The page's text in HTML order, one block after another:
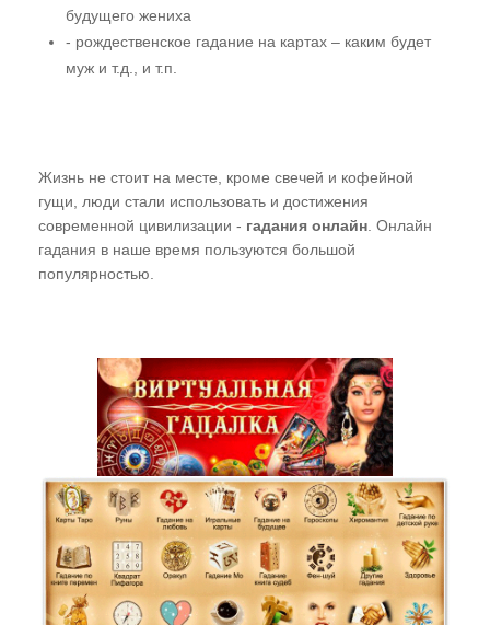
будущего жениха
- рождественское гадание на картах – каким будет
муж и т.д., и т.п.
Жизнь не стоит на месте, кроме свечей и кофейной
гущи, люди стали использовать и достижения
современной цивилизации - гадания онлайн. Онлайн
гадания в наше время пользуются большой
популярностью.